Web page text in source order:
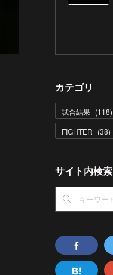
カテゴリ
試合結果 (118)
FIGHTER (38)
サイト内検索